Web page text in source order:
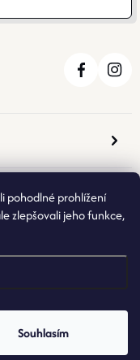
pohodlné prohlížení
zlepšovali jeho funkce,
Souhlasím
práva vyhrazena.